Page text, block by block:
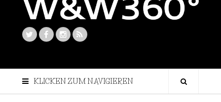
KLICKEN ZUM NAVIGIEREN